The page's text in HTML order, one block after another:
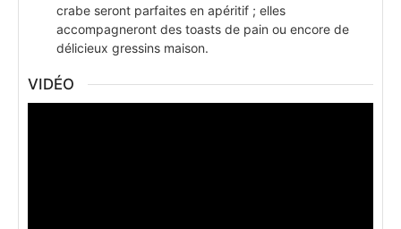
crabe seront parfaites en apéritif ; elles
accompagneront des toasts de pain ou encore de
délicieux gressins maison.
VIDÉO